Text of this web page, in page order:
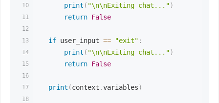
print ( "\n\nExiting chat...")
return False
if user_input == "exit" :
print ( "\n\nExiting chat...")
return False
print (context .variables)